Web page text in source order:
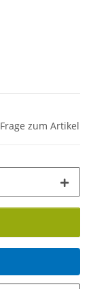
Frage zum Artikel